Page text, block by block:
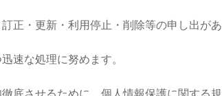
正・更新・利用停止・削除等の申し出が
速な処理に努めます。